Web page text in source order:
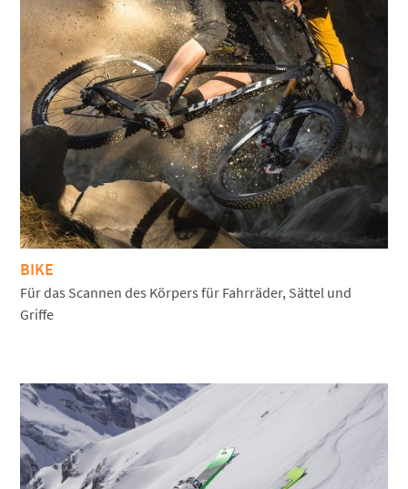
BIKE
Für das Scannen des Körpers für Fahrräder, Sättel und
Griffe